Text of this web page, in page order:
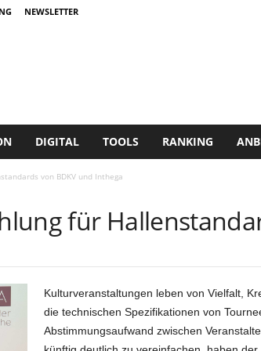
NEWSLETTER
DIGITAL TOOLS RANKING
von BDKV und Inthega
für
Kulturveranstaltungen leben von Vielfalt,
die technischen Spezifikationen von
Abstimmungsaufwand zwischen